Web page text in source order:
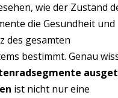
wie der Zustand
die Gesundheit und
des gesamten
bestimmt. Genau
ist nicht nur eine